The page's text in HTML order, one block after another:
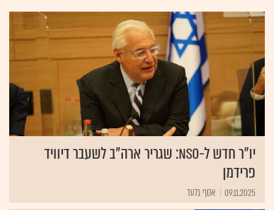
יו"ר חדש ל-NSO: שגריר ארה"ב לשעבר דיוויד
פרידמן
09.11.2025 אסף גלעד